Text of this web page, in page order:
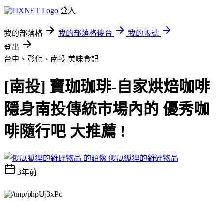
登入
我的部落格 我的部落格後台
我的帳號
登出
台中、彰化、南投 美味食記
[南投] 寶珈珈琲-自家烘焙咖啡
隱身南投傳統市場內的 優秀咖
啡隨行吧 大推薦 !
傻瓜狐狸的雜碎物品
3年前